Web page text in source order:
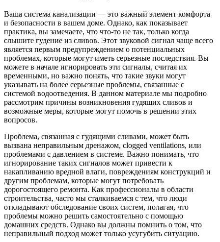
Ваша система канализации — это важный элемент комфорта
и безопасности в вашем доме. Однако, как показывает
практика, вы замечаете, что что-то не так, только когда
слышите гудение из сливов. Этот звуковой сигнал чаще всего
является первым предупреждением о потенциальных
проблемах, которые могут иметь серьезные последствия. Вы
можете в начале игнорировать эти сигналы, считая их
временными, но важно понять, что такие звуки могут
указывать на более серьезные проблемы, связанные с
системой водоотведения. В данном материале мы подробно
рассмотрим причины возникновения гудящих сливов и
возможные меры, которые могут помочь в решении этих
вопросов.
Проблема, связанная с гудящими сливами, может быть
вызвана неправильным дренажом, clogged ventilations, или
проблемами с давлением в системе. Важно понимать, что
игнорирование таких сигналов может привести к
накапливанию вредной влаги, повреждениям конструкций и
другим проблемам, которые могут потребовать
дорогостоящего ремонта. Как профессионалы в области
строительства, часто мы сталкиваемся с тем, что люди
откладывают обследование своих систем, полагая, что
проблемы можно решить самостоятельно с помощью
домашних средств. Однако вы должны помнить о том, что
неправильный подход может только усугубить ситуацию.